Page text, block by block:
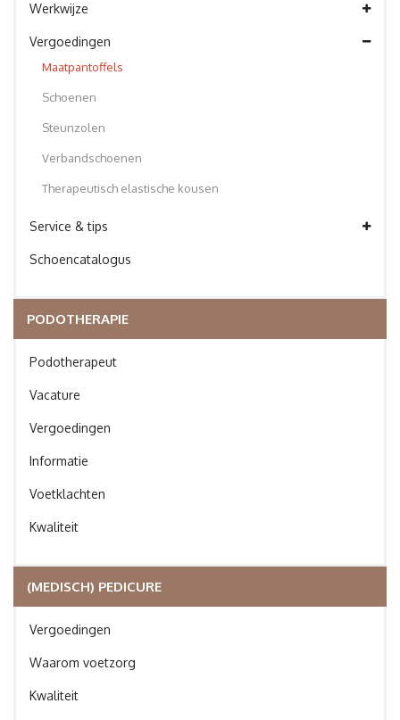
Werkwijze
Vergoedingen
Maatpantoffels
Schoenen
Steunzolen
Verbandschoenen
Therapeutisch elastische kousen
Service & tips
Schoencatalogus
PODOTHERAPIE
Podotherapeut
Vacature
Vergoedingen
Informatie
Voetklachten
Kwaliteit
(MEDISCH) PEDICURE
Vergoedingen
Waarom voetzorg
Kwaliteit